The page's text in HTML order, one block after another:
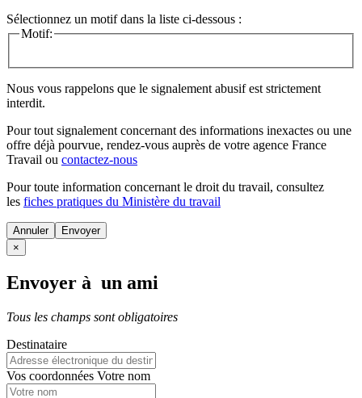
Sélectionnez un motif dans la liste ci-dessous :
Motif:
Nous vous rappelons que le signalement abusif est strictement
interdit.
Pour tout signalement concernant des informations inexactes ou une
offre déjà pourvue, rendez-vous auprès de votre agence France
Travail ou contactez-nous
Pour toute information concernant le droit du travail, consultez
les fiches pratiques du Ministère du travail
Annuler
×
Envoyer à un ami
Tous les champs sont obligatoires
Destinataire
Vos coordonnées Votre nom